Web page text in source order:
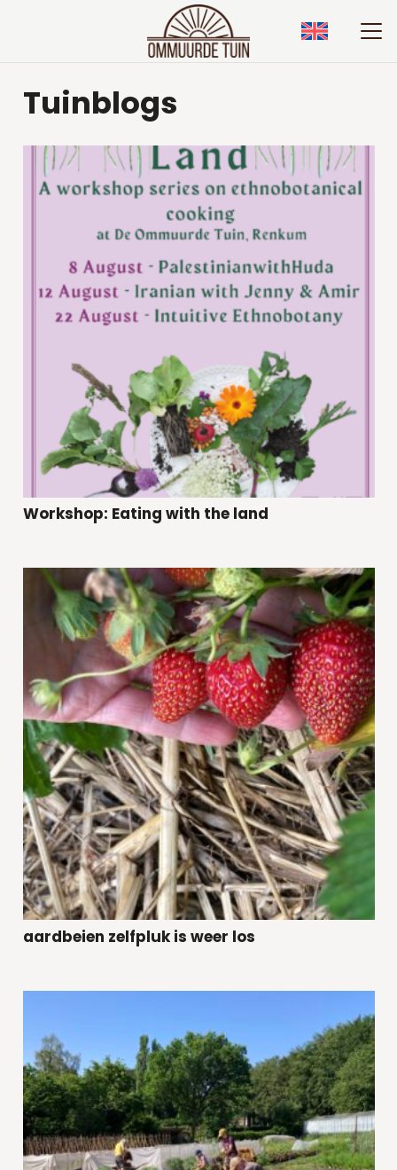
Tuinblogs
Workshop: Eating with the land
aardbeien zelfpluk is weer los